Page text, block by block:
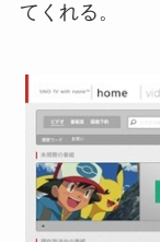
てくれる。